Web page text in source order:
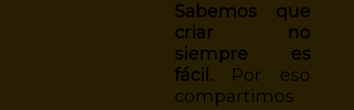
Sabemos que
criar no
siempre es
fácil.Por eso
compartimos